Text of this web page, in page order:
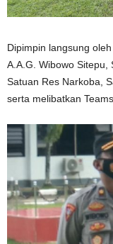
Dipimpin langsung
A.A.G. Wibowo Sitepu,
Satuan Res Narkoba,
serta melibatkan